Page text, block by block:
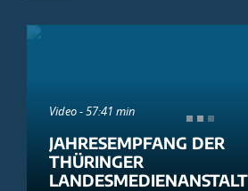
Video - 57:41 min
JAHRESEMPFANG DER
THÜRINGER
LANDESMEDIENANSTALT